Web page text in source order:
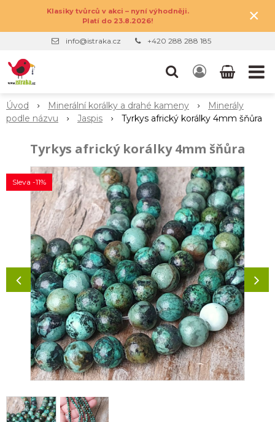
Klasiky tvůrců v akci – nyní výhodněji.
Platí do 23.8.2026!
×
info@istraka.cz +420 288 288 185
Úvod Minerální korálky a drahé kameny
Minerály
podle názvu
Jaspis Tyrkys africký korálky 4mm šňůra
Tyrkys africký korálky 4mm šňůra
Sleva -11%